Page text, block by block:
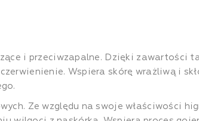
i przeciwzapalne. Dzięki zawartości
Wspiera skórę wrażliwą i
Ze względu na swoje właściwości